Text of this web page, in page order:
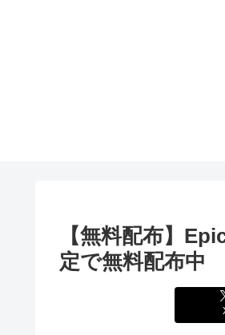
【無料配布】
定で無料配布中